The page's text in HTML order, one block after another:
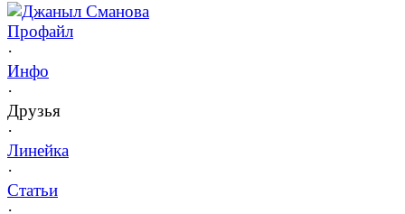
Джаныл Сманова
Профайл
·
Инфо
·
Друзья
·
Линейка
·
Статьи
·